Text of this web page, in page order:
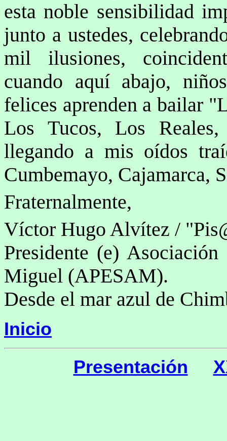
esta noble sensibilidad
junto a ustedes,
mil ilusiones,
cuando aquí abajo,
felices aprenden a bailar
Los Tucos, Los
llegando a mis oídos
Cumbemayo, Cajamarca,
Fraternalmente,
Víctor Hugo Alvítez /
Presidente (e)
Miguel (APESAM).
Desde el mar azul de
Inicio
Presentación